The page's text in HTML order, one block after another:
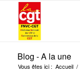
Blog - A la une
Vous êtes ici : Accueil /